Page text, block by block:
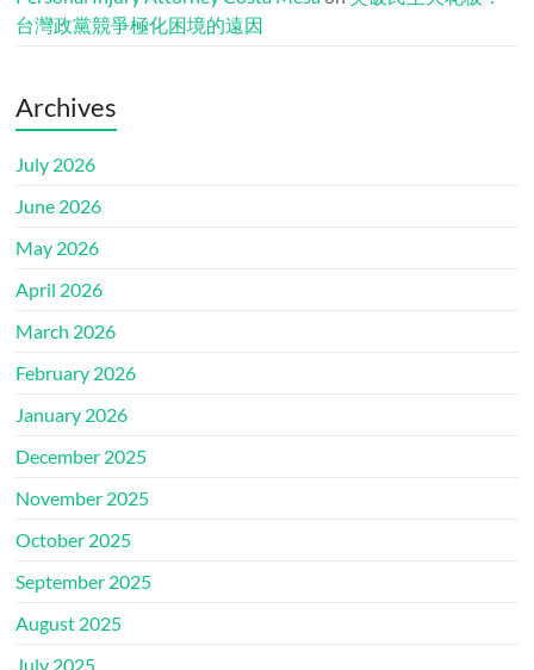
台灣政黨競爭極化困境的遠因
Archives
July 2026
June 2026
May 2026
April 2026
March 2026
February 2026
January 2026
December 2025
November 2025
October 2025
September 2025
August 2025
July 2025